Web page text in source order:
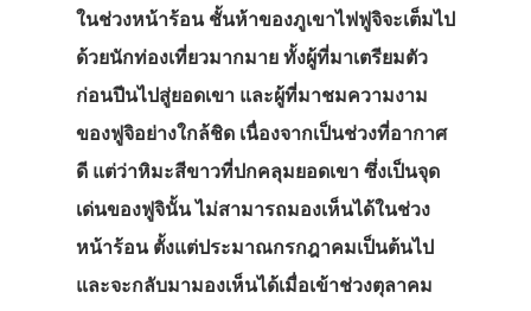
ในช่วงหน้าร้อน ชั้นห้าของภูเขาไฟฟูจิจะเต็มไป
ด้วยนักท่องเที่ยวมากมาย ทั้งผู้ที่มาเตรียมตัว
ก่อนปีนไปสู่ยอดเขา และผู้ที่มาชมความงาม
ของฟูจิอย่างใกล้ชิด เนื่องจากเป็นช่วงที่อากาศ
ดี แต่ว่าหิมะสีขาวที่ปกคลุมยอดเขา ซึ่งเป็นจุด
เด่นของฟูจินั้น ไม่สามารถมองเห็นได้ในช่วง
หน้าร้อน ตั้งแต่ประมาณกรกฎาคมเป็นต้นไป
และจะกลับมามองเห็นได้เมื่อเข้าช่วงตุลาคม